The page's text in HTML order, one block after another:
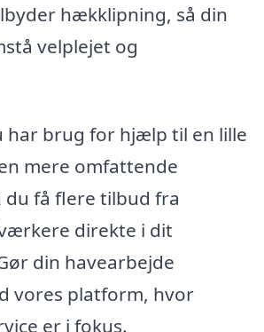
hækklipning, så din
velplejet og
har brug for hjælp til en lille
mere omfattende
få flere tilbud fra
direkte i dit
din havearbejde
vores platform, hvor
er i fokus.